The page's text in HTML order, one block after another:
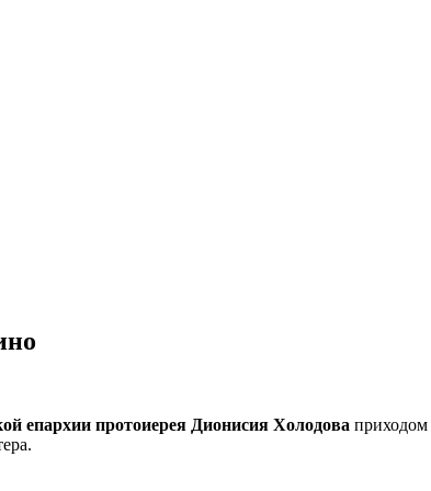
епархии протоиерея Дионисия Холодова приходом